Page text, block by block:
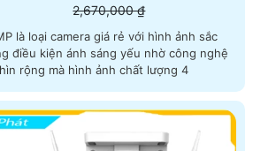
2,670,000 ₫
là loại camera giá rẻ với hình ảnh sắc
điều kiện ánh sáng yếu nhờ công nghệ
30m. Góc nhìn rộng mà hình ảnh chất lượng 4